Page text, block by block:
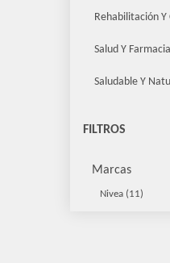
Rehabilitación
Salud Y Farmacia
Saludable Y
FILTROS
Marcas
Nivea (11)